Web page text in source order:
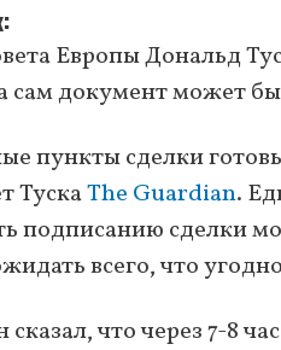
Европы Дональд
сам документ может
пункты сделки
ТускаThe Guardian.
подписанию сделки
всего, что
что через 7-8